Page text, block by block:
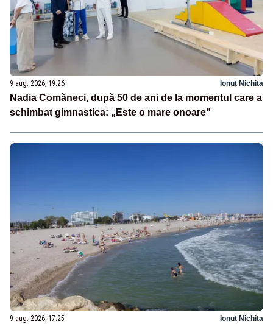
9 aug. 2026, 19:26 Ionuț Nichita
Nadia Comăneci, după 50 de ani de la momentul care a
schimbat gimnastica: „Este o mare onoare”
9 aug. 2026, 17:25 Ionuț Nichita